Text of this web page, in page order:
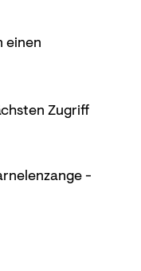
einen
Zugriff
-